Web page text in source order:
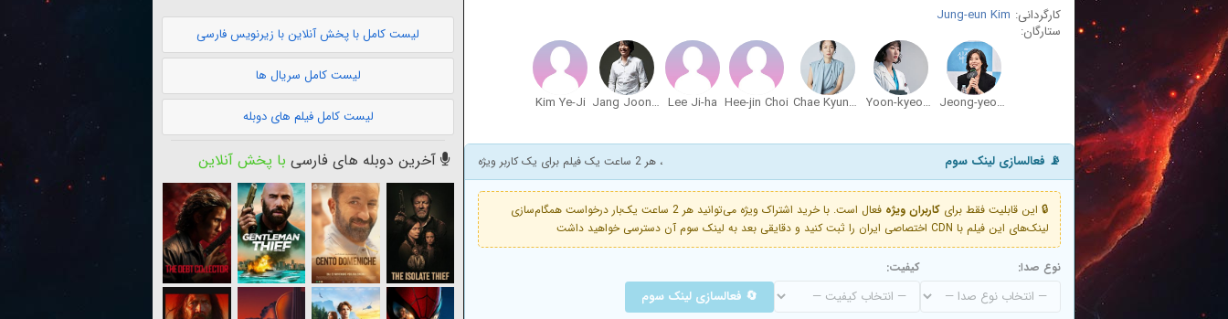
کارگردانی: Jung-eun Kim
ستارگان:
Jeong-yeong Kim
Yoon-kyeong Ha
Chae Kyung Lee
Hee-jin Choi
Lee Ji-ha
Jang Joon-hwi
Kim Ye-Ji
📡 فعالسازی لینک سوم ، هر 2 ساعت یک فیلم برای یک کاربر ویژه
🔒 این قابلیت فقط برای کاربران ویژه
فعال است. با خرید اشتراک ویژه می‌توانید هر 2 ساعت یک‌بار درخواست همگام‌سازی
لینک‌های این فیلم با CDN اختصاصی ایران را ثبت کنید و دقایقی بعد به لینک سوم آن دسترسی خواهید داشت
نوع صدا: کیفیت:
🔄 فعالسازی لینک سوم
لیست کامل با پخش آنلاین با زیرنویس فارسی
لیست کامل سریال ها
لیست کامل فیلم های دوبله
آخرین دوبله های فارسی با پخش آنلاین